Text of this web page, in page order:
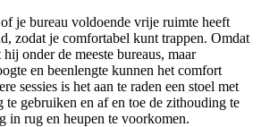
je bureau voldoende vrije ruimte heeft
zodat je comfortabel kunt trappen. Omdat
onder de meeste bureaus, maar
en beenlengte kunnen het comfort
sessies is het aan te raden een stoel met
te gebruiken en af en toe de zithouding te
in rug en heupen te voorkomen.